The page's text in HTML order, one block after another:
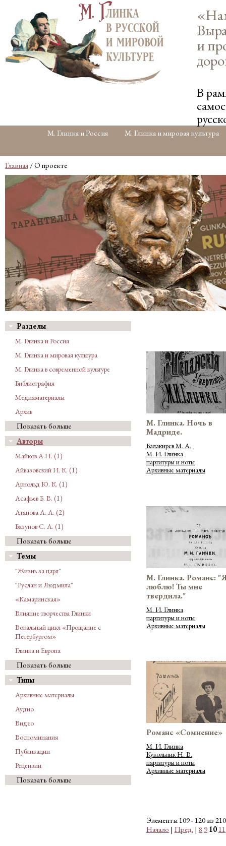
и
В
М. Глинка и Россия М. Глинка и мировая культура
Главная / О проекте
Разделы
М. Глинка и Россия
М. Глинка и мировая культура
М. Глинка в современной культуре
Библиография
Медиаматериалы
Архив
Показать больше
Авторы
Майков А.Н. (1)
Айвазовский И. К. (1)
Арнольд Ю. К. (1)
Асафьев Б. В. (1)
Атанова А. А. (2)
Базунов С. А. (1)
Показать больше
Темы
"Жизнь за царя"
"Руслан и Людмила"
«Камаринская»
Влияние творчества Глинки
Вокальный цикл «Прощание с
Петербургом»
Глинка и Европа
Показать больше
Типы
Архивные материалы
Аудио
Видео
Воспоминания
Публикации
Рецензии
Показать больше
М. Глинка. Ночь в
Мадриде.
Балакирев М. А.
М. И. Глинка
партитуры и ноты
Архивные материалы
М. Глинка. Романс:
люблю! Ты мне
твердила."
М. И. Глинка
партитуры и ноты
Архивные материалы
Романс «Сомнение»
М. И. Глинка
Кукольник Н. В.
партитуры и ноты
Архивные материалы
Элементы 109 - 120 из 210
Начало | Пред. | 8 9 10 11